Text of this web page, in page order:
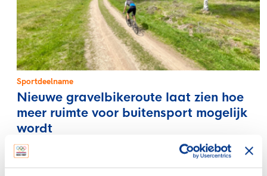
Sportdeelname
Nieuwe gravelbikeroute laat zien hoe
meer ruimte voor buitensport mogelijk
wordt
25 Maart 2026